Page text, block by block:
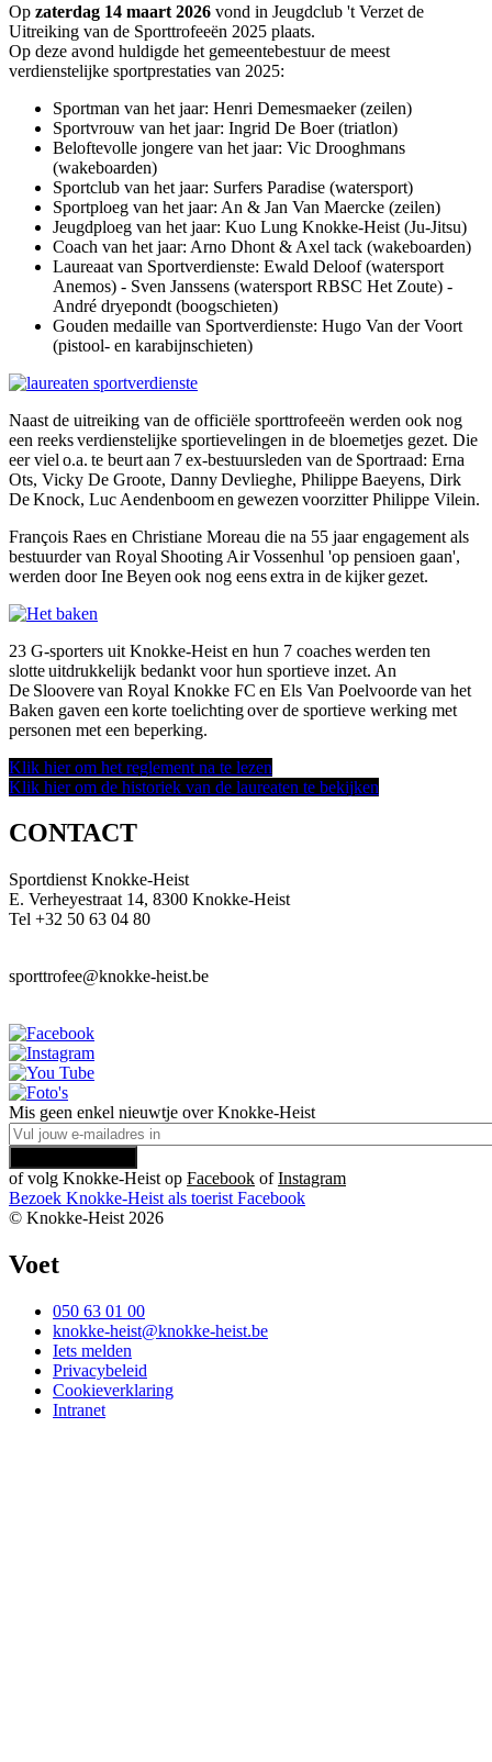
Op zaterdag 14 maart 2026 vond in Jeugdclub 't Verzet de
Uitreiking van de Sporttrofeeën 2025 plaats.
Op deze avond huldigde het gemeentebestuur de meest
verdienstelijke sportprestaties van 2025:
Sportman van het jaar: Henri Demesmaeker (zeilen)
Sportvrouw van het jaar: Ingrid De Boer (triatlon)
Beloftevolle jongere van het jaar: Vic Drooghmans
(wakeboarden)
Sportclub van het jaar: Surfers Paradise (watersport)
Sportploeg van het jaar: An & Jan Van Maercke (zeilen)
Jeugdploeg van het jaar: Kuo Lung Knokke-Heist (Ju-Jitsu)
Coach van het jaar: Arno Dhont & Axel tack (wakeboarden)
Laureaat van Sportverdienste: Ewald Deloof (watersport
Anemos) - Sven Janssens (watersport RBSC Het Zoute) -
André dryepondt (boogschieten)
Gouden medaille van Sportverdienste: Hugo Van der Voort
(pistool- en karabijnschieten)
Naast de uitreiking van de officiële sporttrofeeën werden ook nog
een reeks verdienstelijke sportievelingen in de bloemetjes gezet. Die
eer viel o.a. te beurt aan 7 ex-bestuursleden van de Sportraad: Erna
Ots, Vicky De Groote, Danny Devlieghe, Philippe Baeyens, Dirk
De Knock, Luc Aendenboom en gewezen voorzitter Philippe Vilein.
François Raes en Christiane Moreau die na 55 jaar engagement als
bestuurder van Royal Shooting Air Vossenhul 'op pensioen gaan',
werden door Ine Beyen ook nog eens extra in de kijker gezet.
23 G-sporters uit Knokke-Heist en hun 7 coaches werden ten
slotte uitdrukkelijk bedankt voor hun sportieve inzet. An
De Sloovere van Royal Knokke FC en Els Van Poelvoorde van het
Baken gaven een korte toelichting over de sportieve werking met
personen met een beperking.
Klik hier om het reglement na te lezen
Klik hier om de historiek van de laureaten te bekijken
CONTACT
Sportdienst Knokke-Heist
E. Verheyestraat 14, 8300 Knokke-Heist
Tel +32 50 63 04 80
sporttrofee@knokke-heist.be
Mis geen enkel nieuwtje over Knokke-Heist
of volg Knokke-Heist op Facebook ofInstagram
Bezoek Knokke-Heist als toerist Facebook
© Knokke-Heist 2026
Voet
050 63 01 00
knokke-heist@knokke-heist.be
Iets melden
Privacybeleid
Cookieverklaring
Intranet